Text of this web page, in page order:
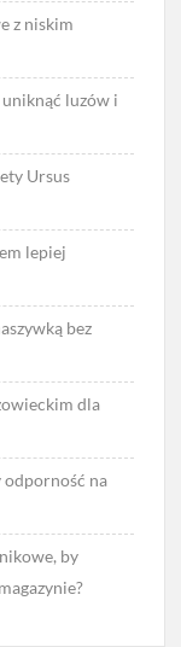
z niskim
luzów i
Ursus
lepiej
bez
dla
odporność na
by